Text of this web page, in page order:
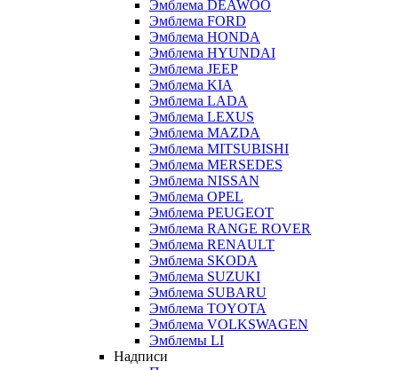
Эмблема DEAWOO
Эмблема FORD
Эмблема HONDA
Эмблема HYUNDAI
Эмблема JEEP
Эмблема KIA
Эмблема LADA
Эмблема LEXUS
Эмблема MAZDA
Эмблема MITSUBISHI
Эмблема MERSEDES
Эмблема NISSAN
Эмблема OPEL
Эмблема PEUGEOT
Эмблема RANGE ROVER
Эмблема RENAULT
Эмблема SKODA
Эмблема SUZUKI
Эмблема SUBARU
Эмблема TOYOTA
Эмблема VOLKSWAGEN
Эмблемы LI
Надписи